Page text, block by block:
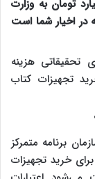
که از 13هزار میلیارد تومان به وزارت
در اخیار شما است
تحقیقاتی هزینه
تجهیزات کتاب
برنامه متمرکز
خرید تجهیزات